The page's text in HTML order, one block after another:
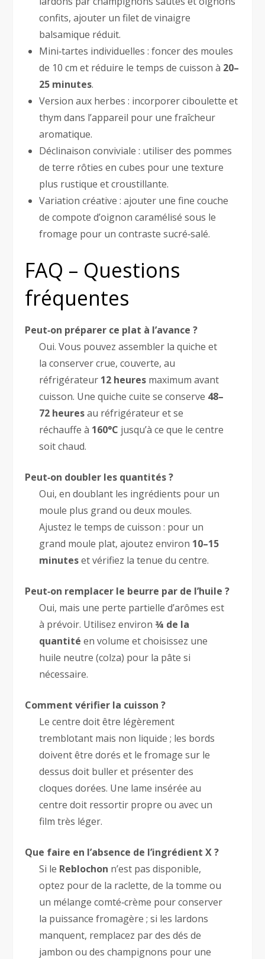
confits, ajouter un filet de vinaigre
balsamique réduit.
Mini‑tartes individuelles : foncer des moules
de 10 cm et réduire le temps de cuisson à 20–
25 minutes.
Version aux herbes : incorporer ciboulette et
thym dans l’appareil pour une fraîcheur
aromatique.
Déclinaison conviviale : utiliser des pommes
de terre rôties en cubes pour une texture
plus rustique et croustillante.
Variation créative : ajouter une fine couche
de compote d’oignon caramélisé sous le
fromage pour un contraste sucré‑salé.
FAQ – Questions
fréquentes
Peut‑on préparer ce plat à l’avance ?
Oui. Vous pouvez assembler la quiche et
la conserver crue, couverte, au
réfrigérateur 12 heures maximum avant
cuisson. Une quiche cuite se conserve 48–
72 heuresau réfrigérateur et se
réchauffe à 160°C jusqu’à ce que le centre
soit chaud.
Peut‑on doubler les quantités ?
Oui, en doublant les ingrédients pour un
moule plus grand ou deux moules.
Ajustez le temps de cuisson : pour un
grand moule plat, ajoutez environ 10–15
minuteset vérifiez la tenue du centre.
Peut‑on remplacer le beurre par de l’huile ?
Oui, mais une perte partielle d’arômes est
à prévoir. Utilisez environ ¾ de la
quantité en volume et choisissez une
huile neutre (colza) pour la pâte si
nécessaire.
Comment vérifier la cuisson ?
Le centre doit être légèrement
tremblotant mais non liquide ; les bords
doivent être dorés et le fromage sur le
dessus doit buller et présenter des
cloques dorées. Une lame insérée au
centre doit ressortir propre ou avec un
film très léger.
Que faire en l’absence de l’ingrédient X ?
Si le Reblochon n’est pas disponible,
optez pour de la raclette, de la tomme ou
un mélange comté‑crème pour conserver
la puissance fromagère ; si les lardons
manquent, remplacez par des dés de
jambon ou des champignons pour une